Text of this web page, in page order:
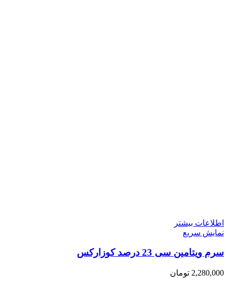
اطلاعات بیشتر
نمایش سریع
سرم ویتامین سی 23 درصد کوزارکس
2,280,000 تومان